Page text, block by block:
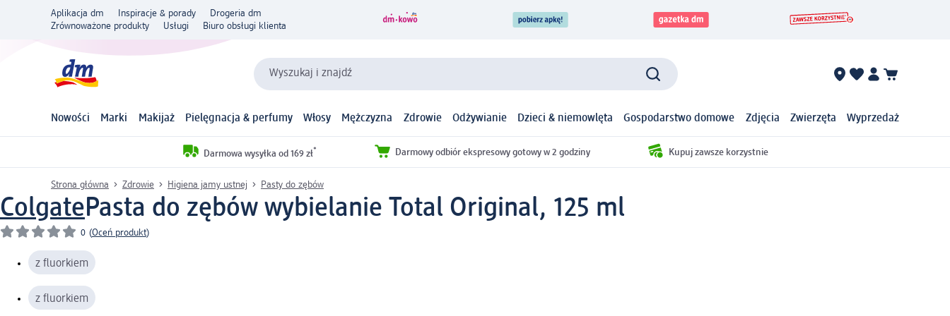
Aplikacja dm Inspiracje & porady
Drogeria dm
Zrównoważone produkty
Usługi Biuro obsługi klienta
Wyszukaj i znajdź
Nowości Marki Makijaż Pielęgnacja & perfumy Włosy Mężczyzna Zdrowie Odżywianie Dzieci & niemowlęta Gospodarstwo domowe Zdjęcia Zwierzęta Wyprzedaż
Darmowa wysyłka od 169 zł* Darmowy odbiór ekspresowy gotowy w 2 godziny Kupuj zawsze korzystnie
Strona główna Zdrowie Higiena jamy ustnej Pasty do zębów
ColgatePasta do zębów wybielanie Total Original, 125 ml
0 (Oceń produkt)
z fluorkiem
z fluorkiem